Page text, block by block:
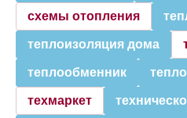
схемы отопления
теплоизоляция дома
теплообменник
техмаркет